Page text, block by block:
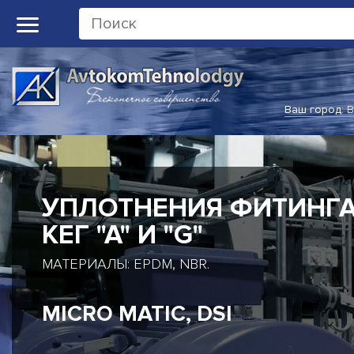
Ваш город:
РОТАЦИОННЫЕ
СОЕДИНЕНИЯ
ОДНОПОТОЧНЫЕ И ДВУХПОТОЧНЫЕ
РОТАЦИОННЫЕ СОЕДИНЕНИЯ
DEUBLIN, MAIER, ROTOFLUX,